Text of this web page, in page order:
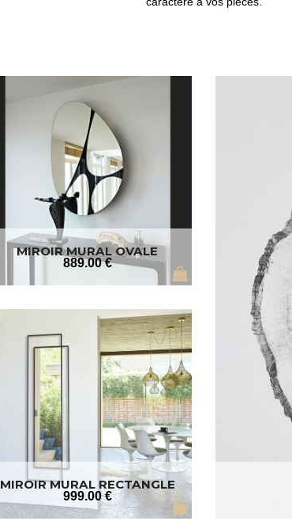
MIROIR MURAL OVALE
889.00 €
MIROIR MURAL RECTANGLE
999.00 €